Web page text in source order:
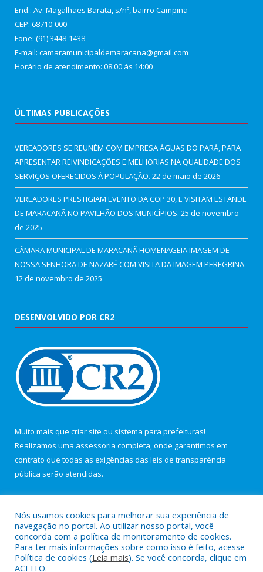
End.: Av. Magalhães Barata, s/nº, bairro Campina
CEP: 68710-000
Fone: (91) 3448-1438
E-mail: camaramunicipaldemaracana@gmail.com
Horário de atendimento: 08:00 às 14:00
ÚLTIMAS PUBLICAÇÕES
VEREADORES SE REUNÉM COM EMPRESA ÁGUAS DO PARÁ, PARA
APRESENTAR REIVINDICAÇÕES E MELHORIAS NA QUALIDADE DOS
SERVIÇOS OFERECIDOS Á POPULAÇÃO. 22 de maio de 2026
VEREADORES PRESTIGIAM EVENTO DA COP 30, E VISITAM ESTANDE
DE MARACANÃ NO PAVILHÃO DOS MUNICÍPIOS. 25 de novembro
de 2025
CÂMARA MUNICIPAL DE MARACANÃ HOMENAGEIA IMAGEM DE
NOSSA SENHORA DE NAZARÉ COM VISITA DA IMAGEM PEREGRINA.
12 de novembro de 2025
DESENVOLVIDO POR CR2
Muito mais que criar site ou sistema para prefeituras!
Realizamos uma assessoria completa, onde garantimos em
contrato que todas as exigências das leis de transparência
pública serão atendidas.
Todos os direitos reservados a Câmara Municipal de Maracanã.
Nós usamos cookies para melhorar sua experiência de
navegação no portal. Ao utilizar nosso portal, você
concorda com a política de monitoramento de cookies.
Para ter mais informações sobre como isso é feito, acesse
Política de cookies (Leia mais). Se você concorda, clique em
ACEITO.